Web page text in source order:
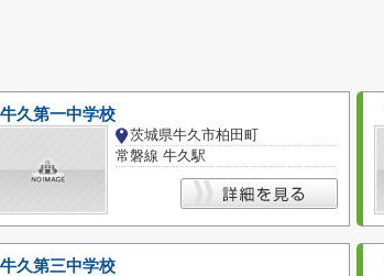
牛久第一中学校
茨城県牛久市柏田町
常磐線 牛久駅
牛久第三中学校